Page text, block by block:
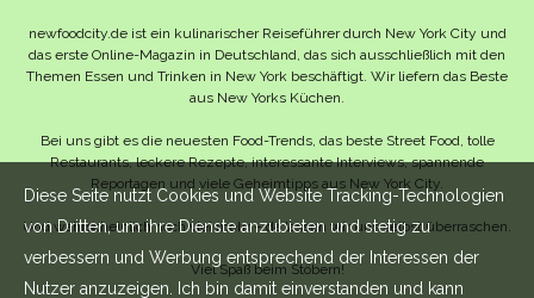
newfoodcity.de ist ein kulinarischer Reiseführer durch New York City und
das erste Online-Magazin in Deutschland, das sich ausschließlich mit den
Themen Essen und Trinken in New York beschäftigt. Wir liefern das Beste
aus New Yorks Küchen.
Bei uns gibt es die neuesten Food-Trends, das beste Street Food, tolle
Restaurants, leckere Rezepte, interessante Interviews, spannende
Reportagen und viele Geheimtipps aus New York City.
Und wahrscheinlich noch viel mehr – da lassen wir uns selbst überraschen.
Viel Spaß beim Stöbern!
Diese Seite nutzt Cookies und Website Tracking-Technologien
von Dritten, um ihre Dienste anzubieten und stetig zu
verbessern und Werbung entsprechend der Interessen der
Nutzer anzuzeigen. Ich bin damit einverstanden und kann